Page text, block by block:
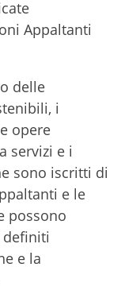
Appaltanti
delle
i
opere
servizi e i
sono iscritti di
e le
possono
definiti
e la